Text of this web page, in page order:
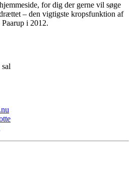
for dig der gerne vil søge
– den vigtigste kropsfunktion af
i 2012.